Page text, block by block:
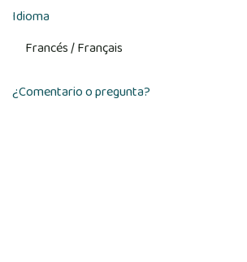
Idioma
¿Comentario o pregunta?